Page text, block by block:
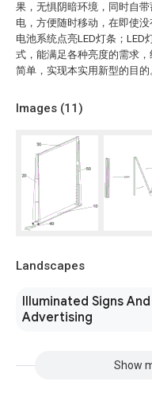
果，无惧阴暗环境，同时自
电，方便随时移动，在即使
电池系统点亮LED灯条；LED
式，能满足各种亮度的需求
简单，实现本实用新型的目的
Images (11)
Landscapes
Illuminated Signs
Advertising
Show